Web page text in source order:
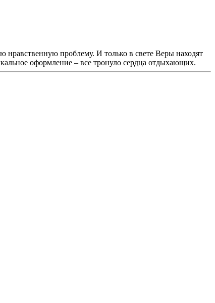
проблему. И только в свете Веры находят
оформление – все тронуло сердца отдыхающих.